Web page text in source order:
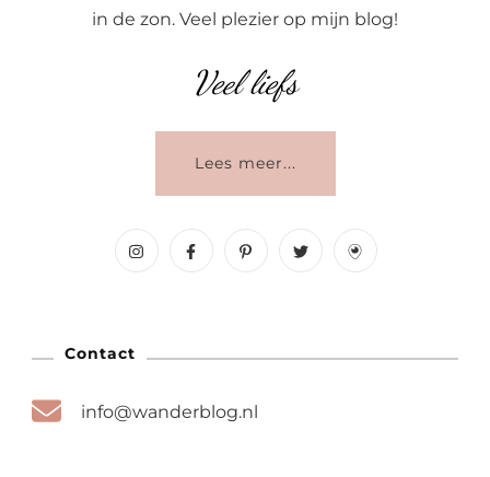
in de zon. Veel plezier op mijn blog!
Veel liefs
Lees meer...
Contact
info@wanderblog.nl